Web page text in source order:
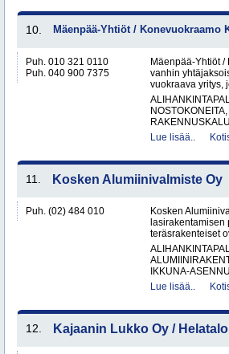
10. Mäenpää-Yhtiöt / Konevuokraamo
Puh. 010 321 0110
Puh. 040 900 7375
Mäenpää-Yhtiöt
vanhin
vuokraava yritys,
Lue lisää..
11. Kosken Alumiinivalmiste Oy
Puh. (02) 484 010
Kosken
lasirakentamisen
teräsrakenteiset
IKKUNA-
Lue lisää..
12. Kajaanin Lukko Oy / Helatalo